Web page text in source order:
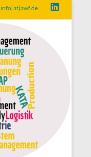
info[at]awf.de